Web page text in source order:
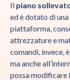
Il piano
ed è dotato di
piattaforma,
attrezzature e
comandi, invece,
ma anche
possa modificare